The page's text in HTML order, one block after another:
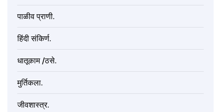
पाळीव प्राणी.
हिंदी संकिर्ण.
धातूकाम /ठसे.
मुर्तिकला.
जीवशास्त्र.